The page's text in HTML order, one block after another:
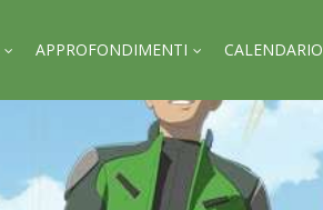
APPROFONDIMENTI CALENDARIO